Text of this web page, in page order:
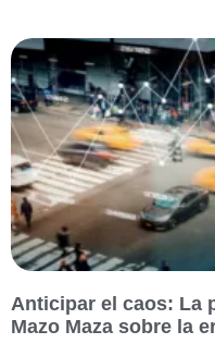
Anticipar el caos: La
Mazo Maza sobre la